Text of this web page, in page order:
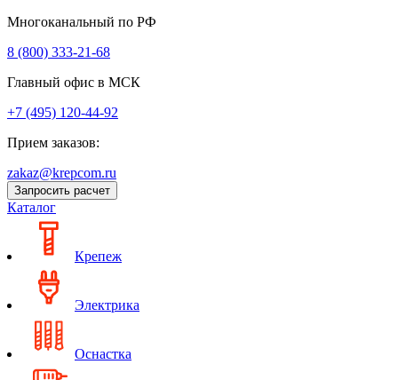
Многоканальный по РФ
8 (800) 333‑21-68
Главный офис в МСК
+7 (495) 120-44-92
Прием заказов:
zakaz@krepcom.ru
Запросить расчет
Каталог
Крепеж
Электрика
Оснастка